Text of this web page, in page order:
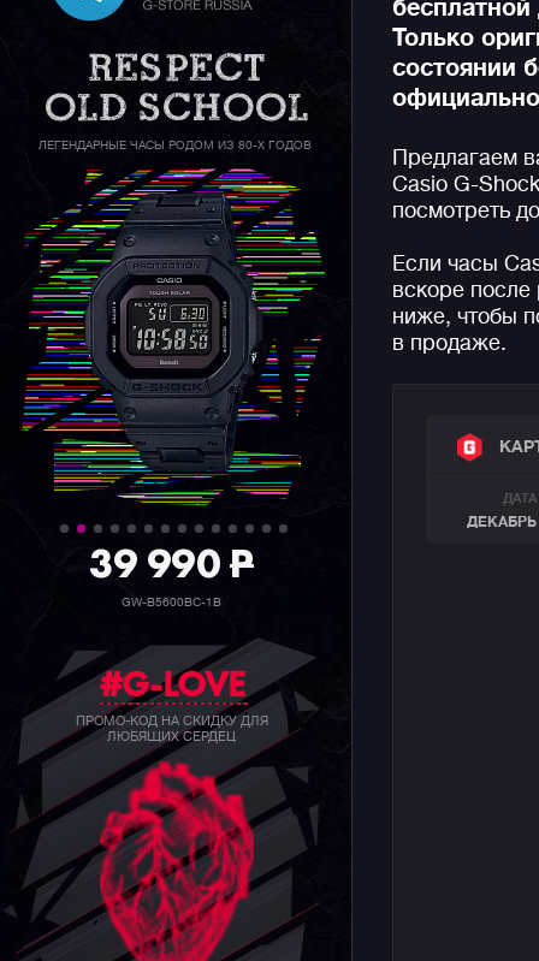
ЛЕГЕНДАРНЫЕ ЧАСЫ РОДОМ ИЗ 80-Х ГОДОВ
39 990P
GW-B5600BC-1B
#G-LOVE
ПРОМО-КОД НА СКИДКУ ДЛЯ
ЛЮБЯЩИХ СЕРДЕЦ
Только
состоянии
Предлагаем
Casio G-
посмотреть
Если часы
вскоре
ниже, чтобы
в продаже.
ДАТА
ДЕКАБРЬ